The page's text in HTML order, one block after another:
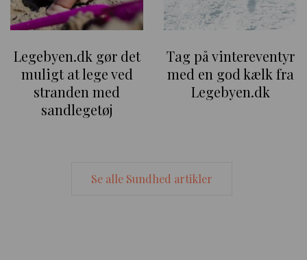
Legebyen.dk gør det
muligt at lege ved
stranden med
sandlegetøj
Tag på vintereventyr
med en god kælk fra
Legebyen.dk
Se alle Sundhed artikler